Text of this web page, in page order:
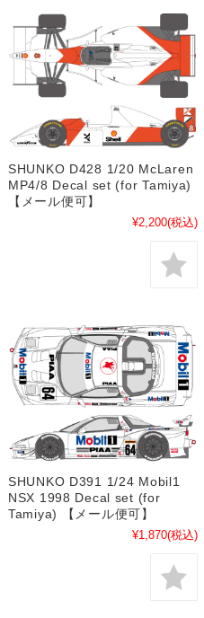
SHUNKO D428 1/20 McLaren
MP4/8 Decal set (for Tamiya)
【メール便可】
¥2,200(税込)
SHUNKO D391 1/24 Mobil1
NSX 1998 Decal set (for
Tamiya) 【メール便可】
¥1,870(税込)